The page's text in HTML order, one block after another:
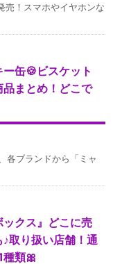
！スマホやイヤホンな
缶🍪ビスケット
まとめ！どこで
各ブランドから「ミャ
クス』どこに売
取り扱い店舗！通
種類🎀